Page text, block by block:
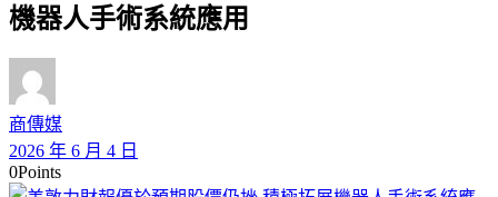
機器人手術系統應用
商傳媒
2026 年 6 月 4 日
0Points